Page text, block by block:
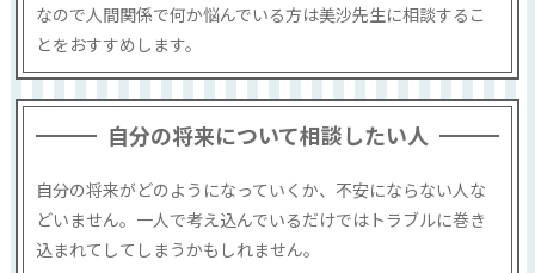
なので人間関係で何か悩んでいる方は美沙先生に相談するこ
とをおすすめします。
自分の将来について相談したい人
自分の将来がどのようになっていくか、不安にならない人な
どいません。一人で考え込んでいるだけではトラブルに巻き
込まれてしてしまうかもしれません。